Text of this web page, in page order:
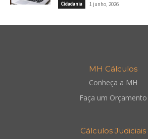
Cidadania 1 junho, 2026
MH Cálculos
Conheça a MH
Faça um Orçamento
Cálculos Judiciais